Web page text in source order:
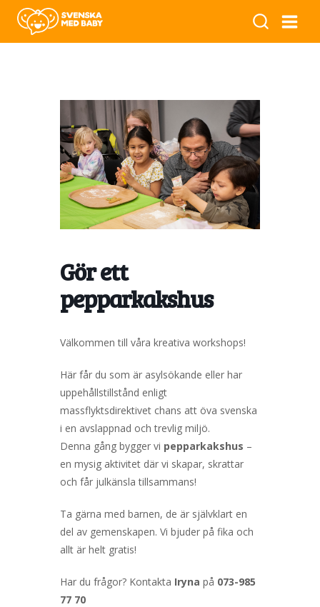
Gör ett
pepparkakshus
Välkommen till våra kreativa workshops!
Här får du som är asylsökande eller har
uppehållstillstånd enligt
massflyktsdirektivet chans att öva svenska
i en avslappnad och trevlig miljö.
Denna gång bygger vi pepparkakshus –
en mysig aktivitet där vi skapar, skrattar
och får julkänsla tillsammans!
Ta gärna med barnen, de är självklart en
del av gemenskapen. Vi bjuder på fika och
allt är helt gratis!
Har du frågor? Kontakta Iryna på 073-985
77 70